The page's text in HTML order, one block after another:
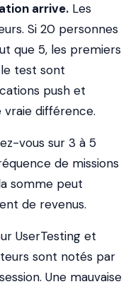
arrive. Les
Si 20 personnes
que 5, les premiers
test sont
push et
différence.
vous sur 3 à 5
de missions
somme peut
de revenus.
UserTesting et
sont notés par
Une mauvaise